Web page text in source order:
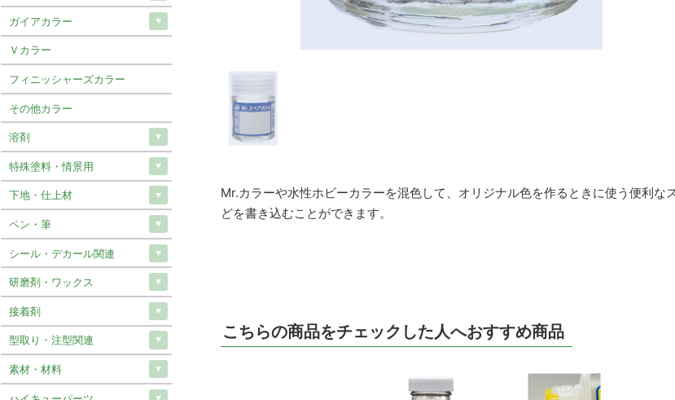
Mr.カラーや水性ホビーカラーを混色して、オリジナル色を作るときに使う便利
どを書き込むことができます。
こちらの商品をチェックした人へおすすめ商品
ガイアカラー
Ｖカラー
フィニッシャーズカラー
その他カラー
溶剤
特殊塗料・情景用
下地・仕上材
ペン・筆
シール・デカール関連
研磨剤・ワックス
接着剤
型取り・注型関連
素材・材料